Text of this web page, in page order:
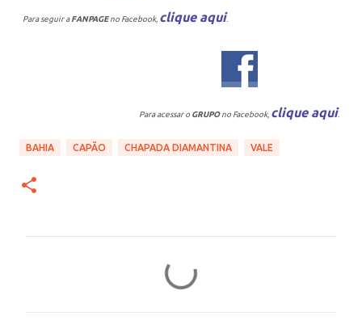
Para seguir aFANPAGEno Facebook, clique aqui
Para acessar o GRUPOno Facebook, clique aqui
BAHIA CAPÃO CHAPADA DIAMANTINA VALE